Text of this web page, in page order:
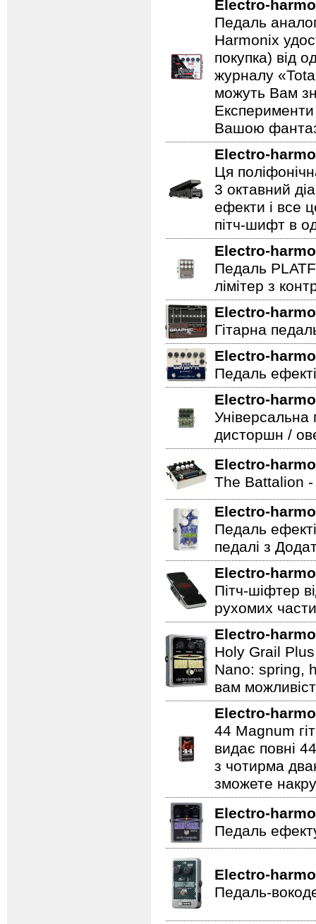
Electro-
Педаль
Harmonix
покупка) від
журналу
можуть Вам
Вашою
Electro-
Ця
3 октавний
ефекти і все
пітч-шифт в
Electro-
Педаль
лімітер з
Electro-
Гітарна
Electro-
Педаль
Electro-
Універсальна
дисторшн /
Electro-
The Battalion -
Electro-
Педаль
педалі з
Electro-
Пітч-шіфтер
рухомих
Electro-
Holy Grail Plus
Nano: spring,
вам
Electro-
44 Magnum
видає повні
з чотирма
зможете
Electro-
Педаль
Electro-
Педаль-